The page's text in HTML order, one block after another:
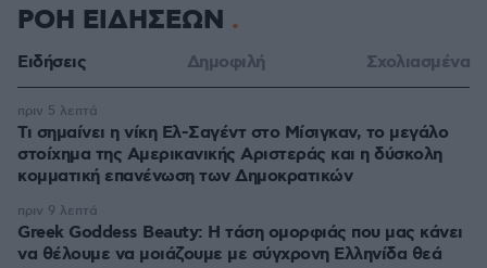
ΡΟΗ ΕΙΔΗΣΕΩΝ
Ειδήσεις Δημοφιλή Σχολιασμένα
Τι σημαίνει η νίκη Ελ-Σαγέντ στο Μίσιγκαν, το μεγάλο
στοίχημα της Aμερικανικής Αριστεράς και η δύσκολη
κομματική επανένωση των Δημοκρατικών
πριν 5 λεπτά
Greek Goddess Beauty: Η τάση ομορφιάς που μας κάνει
να θέλουμε να μοιάζουμε με σύγχρονη Ελληνίδα θεά
πριν 9 λεπτά